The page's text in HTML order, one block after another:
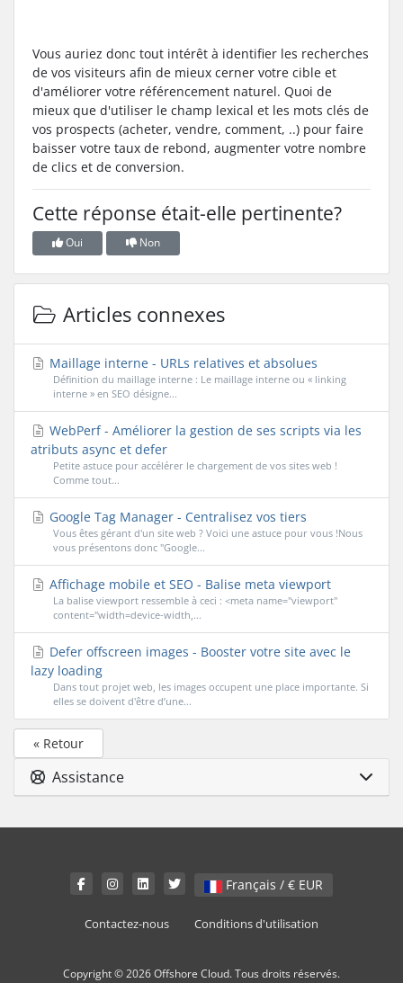
Vous auriez donc tout intérêt à identifier les recherches
de vos visiteurs afin de mieux cerner votre cible et
d'améliorer votre référencement naturel. Quoi de
mieux que d'utiliser le champ lexical et les mots clés de
vos prospects (acheter, vendre, comment, ..) pour faire
baisser votre taux de rebond, augmenter votre nombre
de clics et de conversion.
Cette réponse était-elle pertinente?
Oui Non
Articles connexes
Maillage interne - URLs relatives et absolues
Définition du maillage interne : Le maillage interne ou « linking
interne » en SEO désigne...
WebPerf - Améliorer la gestion de ses scripts via les
atributs async et defer
Petite astuce pour accélérer le chargement de vos sites web !
Comme tout...
Google Tag Manager - Centralisez vos tiers
Vous êtes gérant d'un site web ? Voici une astuce pour vous !Nous
vous présentons donc "Google...
Affichage mobile et SEO - Balise meta viewport
La balise viewport ressemble à ceci : <meta name="viewport"
content="width=device-width,...
Defer offscreen images - Booster votre site avec le
lazy loading
Dans tout projet web, les images occupent une place importante. Si
elles se doivent d'être d’une...
« Retour
Assistance
Français / € EUR
Contactez-nous Conditions d'utilisation
Copyright © 2026 Offshore Cloud. Tous droits réservés.